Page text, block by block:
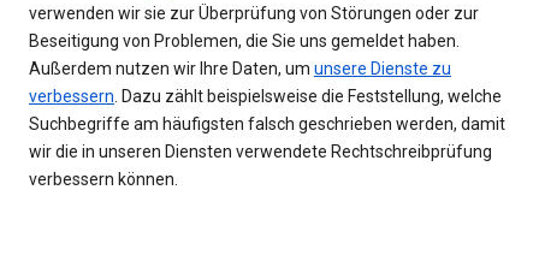
verwenden wir sie zur Überprüfung von Störungen oder zur
Beseitigung von Problemen, die Sie uns gemeldet haben.
Außerdem nutzen wir Ihre Daten, um unsere Dienste zu
verbessern . Dazu zählt beispielsweise die Feststellung, welche
Suchbegriffe am häufigsten falsch geschrieben werden, damit
wir die in unseren Diensten verwendete Rechtschreibprüfung
verbessern können.